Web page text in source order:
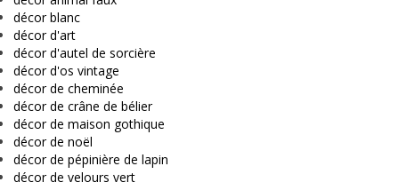
décor blanc
décor d'art
décor d'autel de sorcière
décor d'os vintage
décor de cheminée
décor de crâne de bélier
décor de maison gothique
décor de noël
décor de pépinière de lapin
décor de velours vert